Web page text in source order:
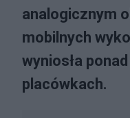
analogicznym
mobilnych
wyniosła
placówkach.